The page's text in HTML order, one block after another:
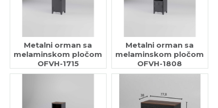
Metalni orman sa
melaminskom pločom
OFVH-1715
Metalni orman sa
melaminskom pločom
OFVH-1808